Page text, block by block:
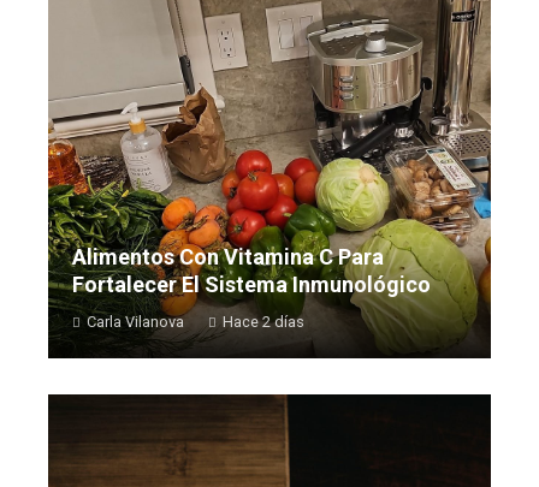
Alimentos Con Vitamina C Para
Fortalecer El Sistema Inmunológico
Carla Vilanova Hace 2 días